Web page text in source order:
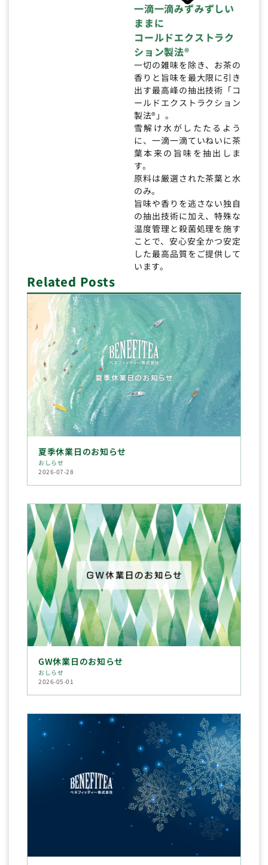
一滴一滴みずみずしい
ままに
コールドエクストラク
ション製法®
一切の雑味を除き、お茶の
香りと旨味を最大限に引き
出す最高峰の抽出技術「コ
ールドエクストラクション
製法®」。
雪解け水がしたたるよう
に、一滴一滴ていねいに茶
葉本来の旨味を抽出しま
す。
原料は厳選された茶葉と水
のみ。
旨味や香りを逃さない独自
の抽出技術に加え、特殊な
温度管理と殺菌処理を施す
ことで、安心安全かつ安定
した最高品質をご提供して
います。
Related Posts
夏季休業日のお知らせ
おしらせ
2026-07-28
GW休業日のお知らせ
おしらせ
2026-05-01